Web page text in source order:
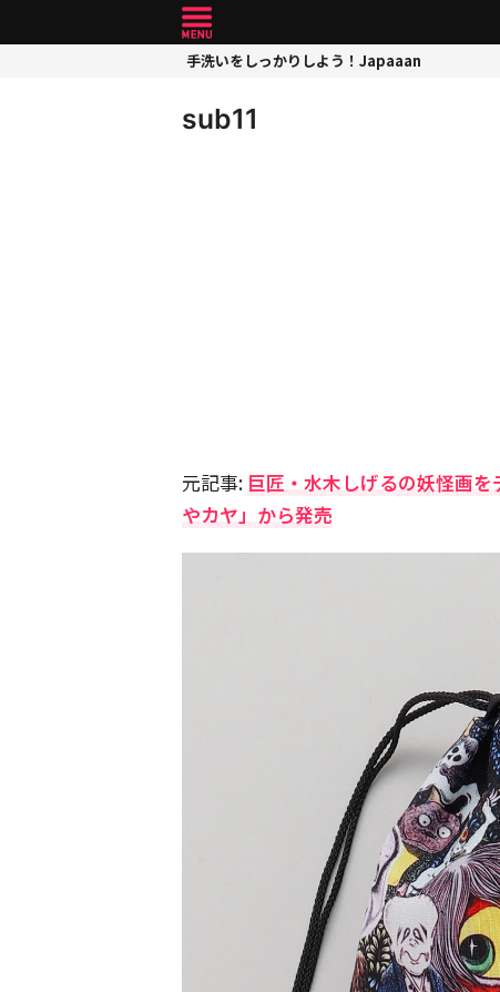
手洗いをしっかりしよう！Japaaan
sub11
元記事: 巨匠・水木しげるの妖怪画
やカヤ」から発売